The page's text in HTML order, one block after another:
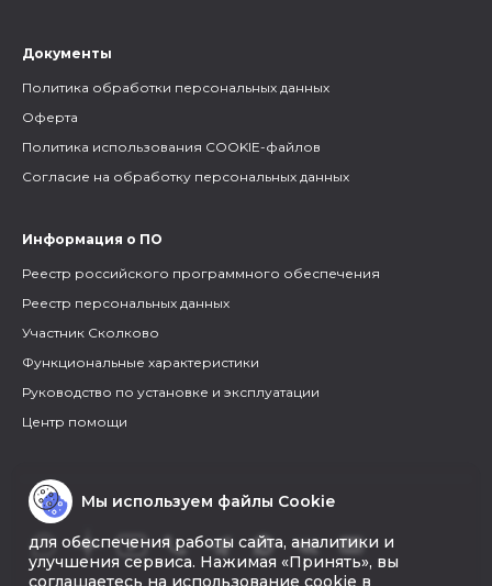
Документы
Политика обработки персональных данных
Оферта
Политика использования COOKIE-файлов
Согласие на обработку персональных данных
Информация о ПО
Реестр российского программного обеспечения
Реестр персональных данных
Участник Сколково
Функциональные характеристики
Руководство по установке и эксплуатации
Центр помощи
Мы используем файлы Cookie
для обеспечения работы сайта, аналитики и
улучшения сервиса. Нажимая «Принять», вы
соглашаетесь на использование cookie в